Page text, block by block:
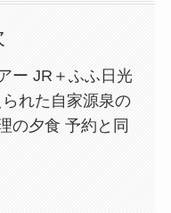
ー JR＋ふふ日光
れた自家源泉の
の夕食 予約と同